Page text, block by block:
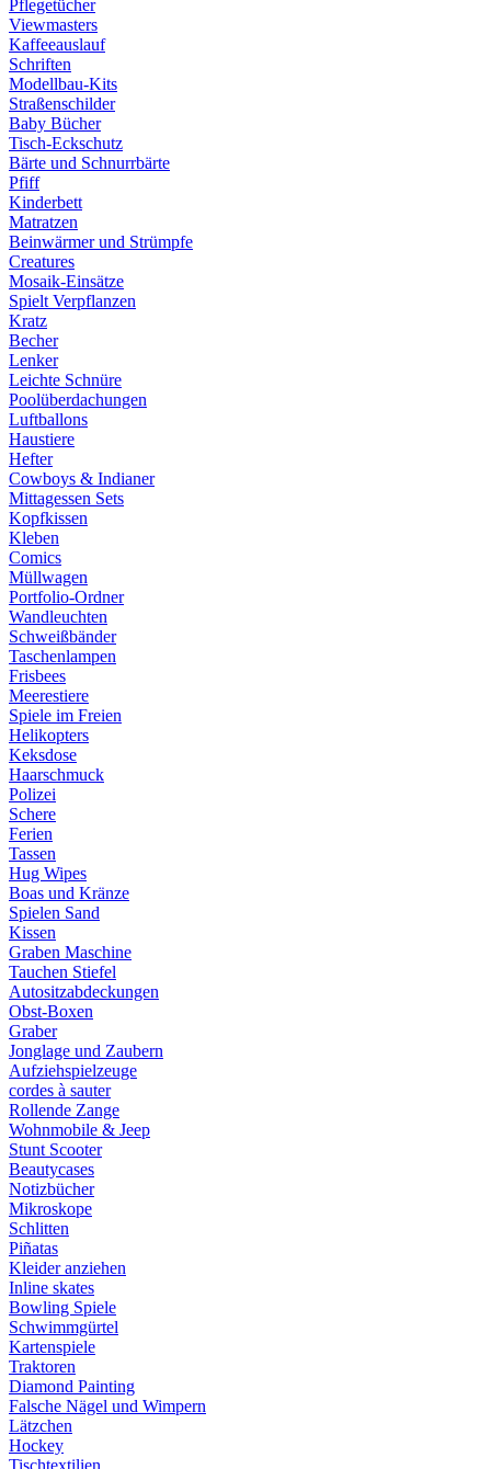
Pflegetücher
Viewmasters
Kaffeeauslauf
Schriften
Modellbau-Kits
Straßenschilder
Baby Bücher
Tisch-Eckschutz
Bärte und Schnurrbärte
Pfiff
Kinderbett
Matratzen
Beinwärmer und Strümpfe
Creatures
Mosaik-Einsätze
Spielt Verpflanzen
Kratz
Becher
Lenker
Leichte Schnüre
Poolüberdachungen
Luftballons
Haustiere
Hefter
Cowboys & Indianer
Mittagessen Sets
Kopfkissen
Kleben
Comics
Müllwagen
Portfolio-Ordner
Wandleuchten
Schweißbänder
Taschenlampen
Frisbees
Meerestiere
Spiele im Freien
Helikopters
Keksdose
Haarschmuck
Polizei
Schere
Ferien
Tassen
Hug Wipes
Boas und Kränze
Spielen Sand
Kissen
Graben Maschine
Tauchen Stiefel
Autositzabdeckungen
Obst-Boxen
Graber
Jonglage und Zaubern
Aufziehspielzeuge
cordes à sauter
Rollende Zange
Wohnmobile & Jeep
Stunt Scooter
Beautycases
Notizbücher
Mikroskope
Schlitten
Piñatas
Kleider anziehen
Inline skates
Bowling Spiele
Schwimmgürtel
Kartenspiele
Traktoren
Diamond Painting
Falsche Nägel und Wimpern
Lätzchen
Hockey
Tischtextilien